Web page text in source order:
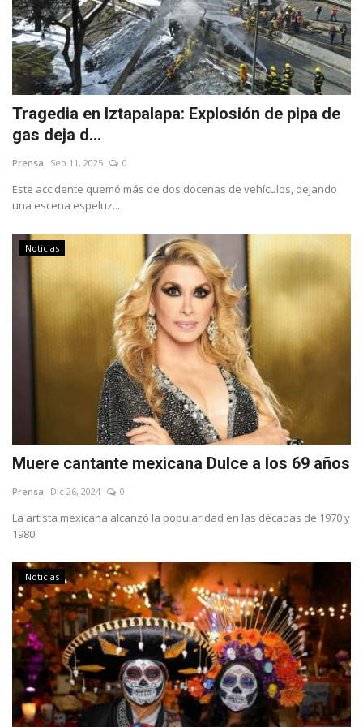
Tragedia en Iztapalapa: Explosión de pipa de
gas deja d...
Prensa Sep 11, 2025 0
Este accidente quemó más de dos docenas de vehículos, dejando
una escena espeluz...
Noticias
Muere cantante mexicana Dulce a los 69 años
Prensa Dic 26, 2024 0
La artista mexicana alcanzó la popularidad en las décadas de 1970 y
1980.
Noticias